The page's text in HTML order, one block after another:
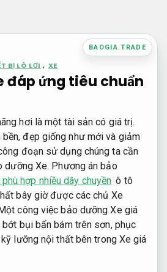
BAOGIA.TRADE
BỊ LÒ LƠI , XE
đáp ứng tiêu chuẩn
hơi là một tài sản có giá trị.
đẹp giống như mới và giảm
đoạn sử dụng chúng ta cần
dưỡng Xe. Phương án bảo
hợp nhiều dây chuyền ô tô
bây giờ được các chủ Xe
công việc bảo dưỡng Xe giá
bớt bụi bẩn bám trên sơn, phục
lưỡng nội thất bên trong Xe giá